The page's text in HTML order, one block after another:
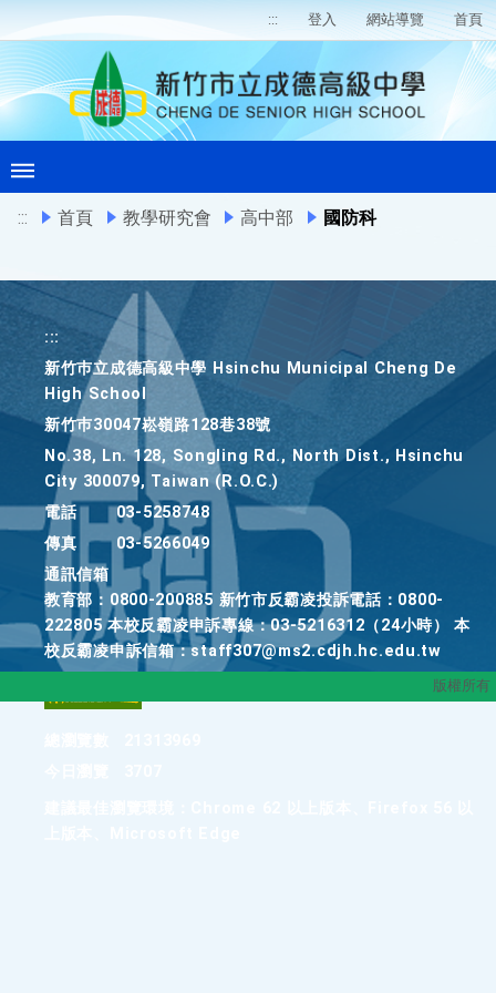
::: 登入 網站導覽 首頁
::: 首頁 教學研究會 高中部 國防科
:::
新竹巿立成德高級中學 Hsinchu Municipal Cheng De
High School
新竹巿30047崧嶺路128巷38號
No.38, Ln. 128, Songling Rd., North Dist., Hsinchu
City 300079, Taiwan (R.O.C.)
電話
03-5258748
傳真
03-5266049
通訊信箱
教育部：0800-200885 新竹市反霸凌投訴電話：0800-
222805 本校反霸凌申訴專線：03-5216312（24小時） 本
校反霸凌申訴信箱：staff307@ms2.cdjh.hc.edu.tw
版權所有